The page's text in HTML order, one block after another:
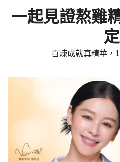
一起見證熬雞
定
百煉成就真精華，